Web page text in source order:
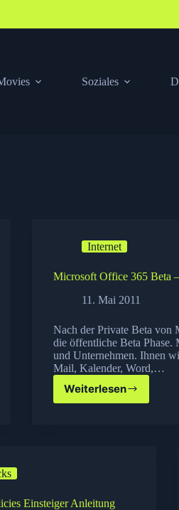
Soziales
Internet
Microsoft Office 365 Beta
11. Mai 2011
Nach der Private Beta von
die öffentliche Beta
und Unternehmen. Ihnen
Mail, Kalender, Word,…
Weiterlesen
Microsoft
Einsteiger Anleitung